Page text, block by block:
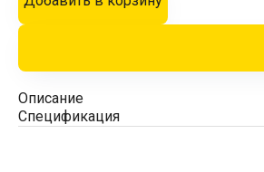
Описание
Спецификация